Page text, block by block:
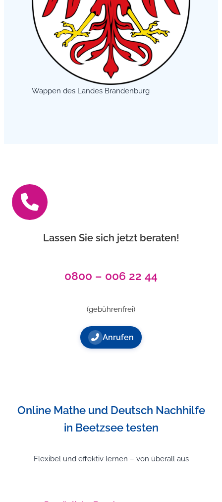
Wappen des Landes Brandenburg
Lassen Sie sich jetzt beraten!
0800 – 006 22 44
(gebührenfrei)
Anrufen
Online Mathe und Deutsch Nachhilfe
in Beetzsee testen
Flexibel und effektiv lernen – von überall aus